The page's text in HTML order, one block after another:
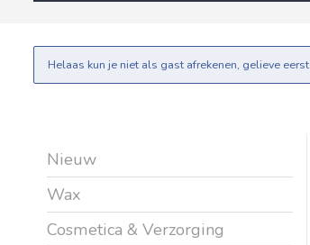
Helaas kun je niet als gast afrekenen, gelieve eerst
Nieuw
Wax
Cosmetica & Verzorging